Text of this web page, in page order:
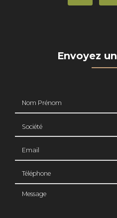
Envoyez
Message